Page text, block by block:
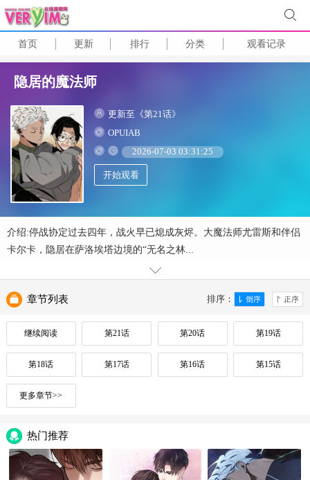
首页 更新 排行 分类 观看记录
隐居的魔法师
更新至《第21话》
OPUIAB
2026-07-03 03:31:25
开始观看
介绍:停战协定过去四年，战火早已熄成灰烬。大魔法师尤雷斯和伴侣
卡尔卡，隐居在萨洛埃塔边境的“无名之林...
排序：
章节列表
继续阅读 第21话 第20话 第19话
第18话 第17话 第16话 第15话
更多章节>>
热门推荐